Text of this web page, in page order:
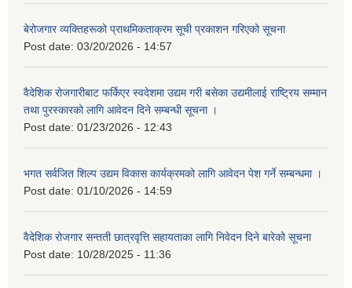
बेरोजगार व्यक्तिहरूको प्राथमिकताक्रम सूची प्रकाशन गरिएको सूचना
Post date: 03/20/2026 - 14:57
वैदेशिक रोजगारीबाट फर्किएर स्वदेशमा उद्यम गरी बसेका उद्यमीलाई राष्ट्रिय सम्मान
तथा पुरस्कारको लागि आवेदन दिने सम्बन्धी सूचना ।
Post date: 01/23/2026 - 12:43
भगत सर्वजित शिल्प उद्यम विकास कार्यक्रमको लागि आवेदन पेश गर्ने सम्बन्धमा ।
Post date: 01/10/2026 - 14:59
वैदेशिक रोजगार सन्तती छात्रवृत्ति सहायताका लागि निवेदन दिने बारेको सूचना
Post date: 10/28/2025 - 11:36